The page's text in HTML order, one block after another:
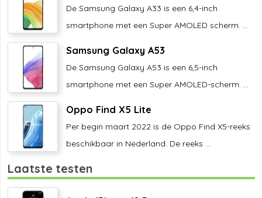
De Samsung Galaxy A33 is een 6,4-inch
smartphone met een Super AMOLED scherm. ...
Samsung Galaxy A53
De Samsung Galaxy A53 is een 6,5-inch
smartphone met een Super AMOLED-scherm. ...
Oppo Find X5 Lite
Per begin maart 2022 is de Oppo Find X5-reeks
beschikbaar in Nederland. De reeks ...
Laatste testen